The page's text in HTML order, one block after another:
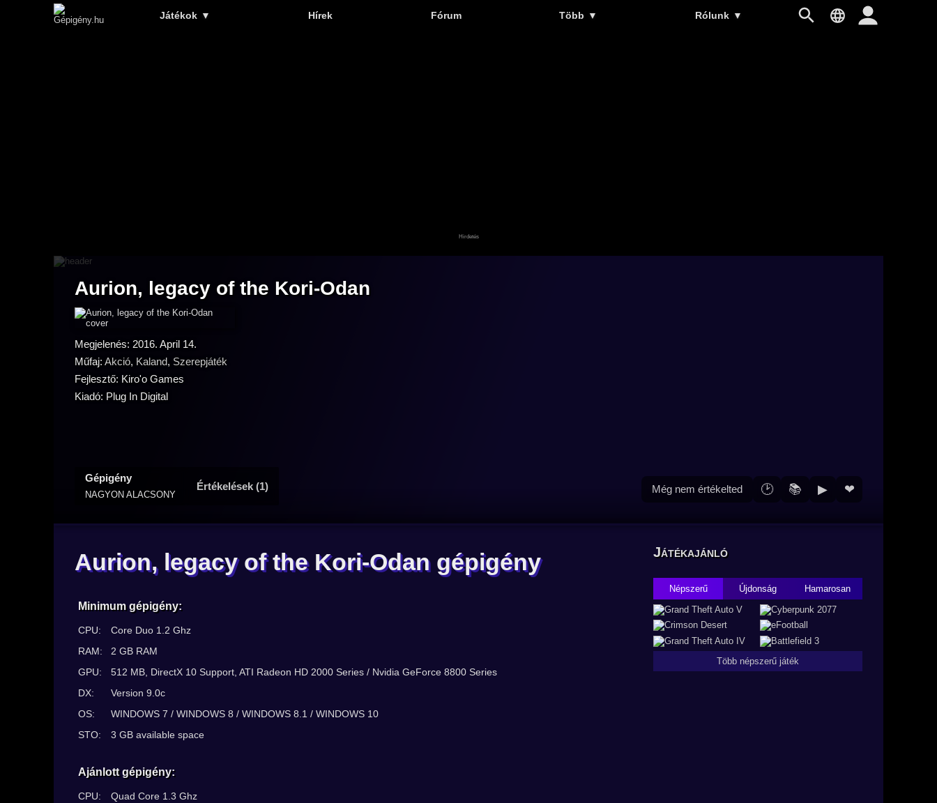
Játékok ▼ Hírek Fórum Több ▼ Rólunk ▼
Aurion, legacy of the Kori-Odan
Megjelenés: 2016. April 14.
Műfaj: Akció, Kaland, Szerepjáték
Fejlesztő: Kiro'o Games
Kiadó: Plug In Digital
Gépigény
NAGYON ALACSONY
Értékelések (1) Még nem értékelted 🕑 📚 ▶ ❤
Aurion, legacy of the Kori-Odan gépigény
Minimum gépigény:
CPU:
Core Duo 1.2 Ghz
RAM:
2 GB RAM
GPU:
512 MB, DirectX 10 Support, ATI Radeon HD 2000 Series / Nvidia GeForce 8800 Series
DX:
Version 9.0c
OS:
WINDOWS 7 / WINDOWS 8 / WINDOWS 8.1 / WINDOWS 10
STO:
3 GB available space
Ajánlott gépigény:
CPU:
Quad Core 1.3 Ghz
Játékajánló
Népszerű Újdonság Hamarosan
Több népszerű játék